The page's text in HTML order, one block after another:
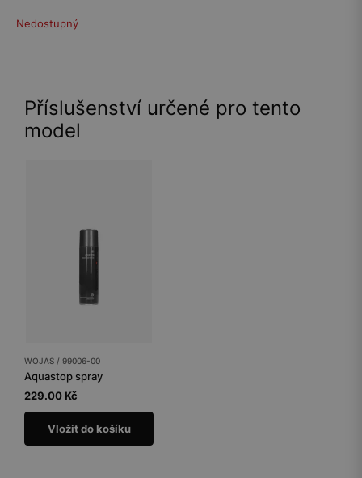
Nedostupný
Příslušenství určené pro tento
model
WOJAS / 99006-00
Aquastop spray
229.00 Kč
Vložit do košíku